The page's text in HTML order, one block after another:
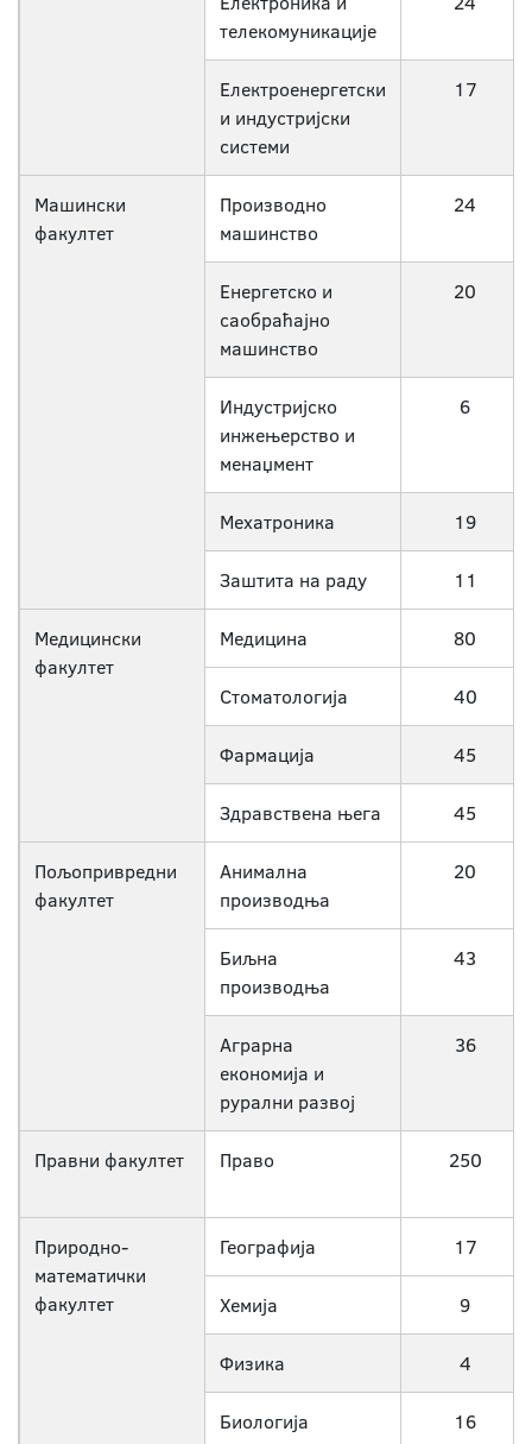
телекомуникације
Електроенергетски
и индустријски
системи
17
Машински
факултет
Производно
машинство
24
Енергетско и
саобраћајно
машинство
20
Индустријско
инжењерство и
менаџмент
6
Мехатроника 19
Заштита на раду 11
Медицински
факултет
Медицина 80
Стоматологија 40
Фармација 45
Здравствена њега 45
Пољопривредни
факултет
Анимална
производња
20
Биљна
производња
43
Аграрна
економија и
рурални развој
36
Правни факултет Право 250
Природно-
математички
факултет
Географија 17
Хемија 9
Физика 4
Биологија 16